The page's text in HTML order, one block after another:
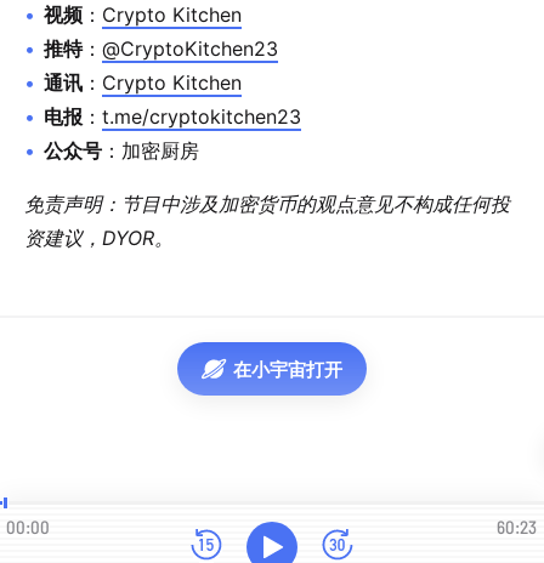
视频 ： Crypto Kitchen
推特： @CryptoKitchen23
通讯 ： Crypto Kitchen
电报 ： t.me/cryptokitchen23
公众号 ：加密厨房
免责声明：节目中涉及加密货币的观点意见不构成任何投
资建议，DYOR。
在小宇宙打开
00:00 60:23